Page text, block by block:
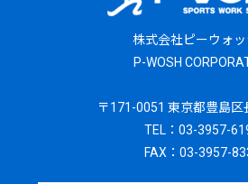
株式会社ピーウォッ
P-WOSH
〒171-0051 東京都豊島区
TEL：03-3957-
FAX：03-3957-